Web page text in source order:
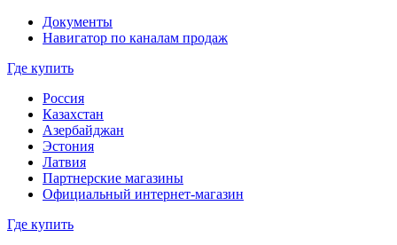
Документы
Навигатор по каналам продаж
Где купить
Россия
Казахстан
Азербайджан
Эстония
Латвия
Партнерские магазины
Официальный интернет-магазин
Где купить